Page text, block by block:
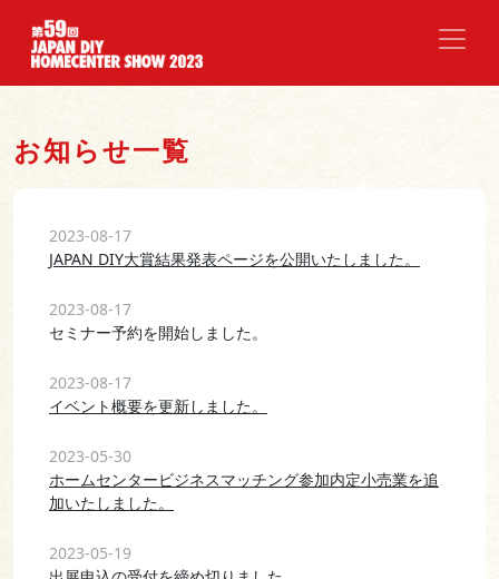
TOP お知らせ一覧
お知らせ一覧
2023-08-17
JAPAN DIY大賞結果発表ページを公開いたしました。
2023-08-17
セミナー予約を開始しました。
2023-08-17
イベント概要を更新しました。
2023-05-30
ホームセンタービジネスマッチング参加内定小売業を追
加いたしました。
2023-05-19